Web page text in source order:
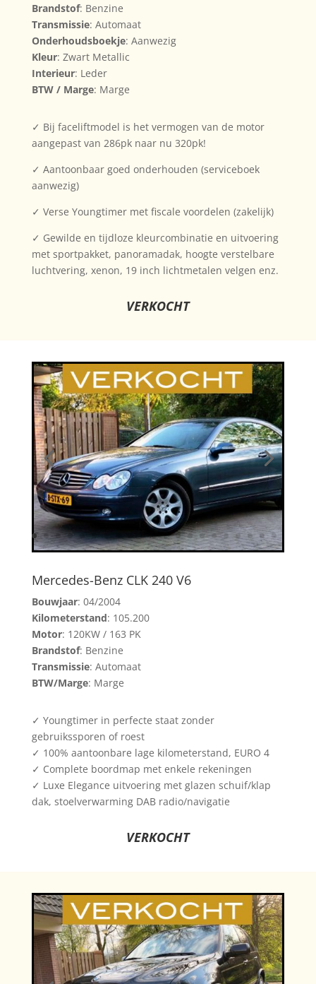
Brandstof: Benzine
Transmissie: Automaat
Onderhoudsboekje: Aanwezig
Kleur: Zwart Metallic
Interieur: Leder
BTW / Marge: Marge
✓ Bij faceliftmodel is het vermogen van de motor
aangepast van 286pk naar nu 320pk!
✓ Aantoonbaar goed onderhouden (serviceboek
aanwezig)
✓ Verse Youngtimer met fiscale voordelen (zakelijk)
✓ Gewilde en tijdloze kleurcombinatie en uitvoering
met sportpakket, panoramadak, hoogte verstelbare
luchtvering, xenon, 19 inch lichtmetalen velgen enz.
VERKOCHT
Mercedes-Benz CLK 240 V6
Bouwjaar: 04/2004
Kilometerstand: 105.200
Motor: 120KW / 163 PK
Brandstof: Benzine
Transmissie: Automaat
BTW/Marge: Marge
✓ Youngtimer in perfecte staat zonder
gebruikssporen of roest
✓ 100% aantoonbare lage kilometerstand, EURO 4
✓ Complete boordmap met enkele rekeningen
✓ Luxe Elegance uitvoering met glazen schuif/klap
dak, stoelverwarming DAB radio/navigatie
VERKOCHT